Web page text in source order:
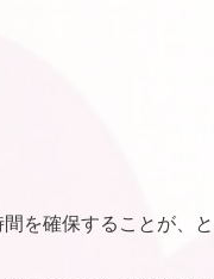
を確保することが、と